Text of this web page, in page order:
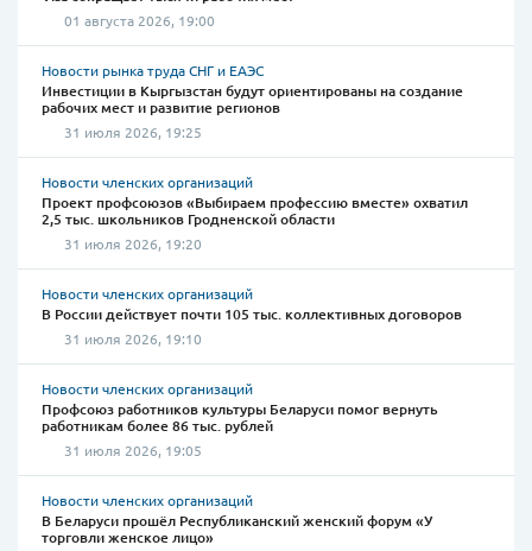
01 августа 2026, 19:00
Новости рынка труда СНГ и ЕАЭС
Инвестиции в Кыргызстан будут ориентированы на создание
рабочих мест и развитие регионов
31 июля 2026, 19:25
Новости членских организаций
Проект профсоюзов «Выбираем профессию вместе» охватил
2,5 тыс. школьников Гродненской области
31 июля 2026, 19:20
Новости членских организаций
В России действует почти 105 тыс. коллективных договоров
31 июля 2026, 19:10
Новости членских организаций
Профсоюз работников культуры Беларуси помог вернуть
работникам более 86 тыс. рублей
31 июля 2026, 19:05
Новости членских организаций
В Беларуси прошёл Республиканский женский форум «У
торговли женское лицо»